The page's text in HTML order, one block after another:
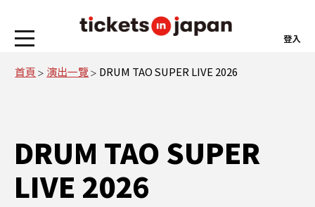
登入
首頁 演出一覽 DRUM TAO SUPER LIVE 2026
DRUM TAO SUPER
LIVE 2026